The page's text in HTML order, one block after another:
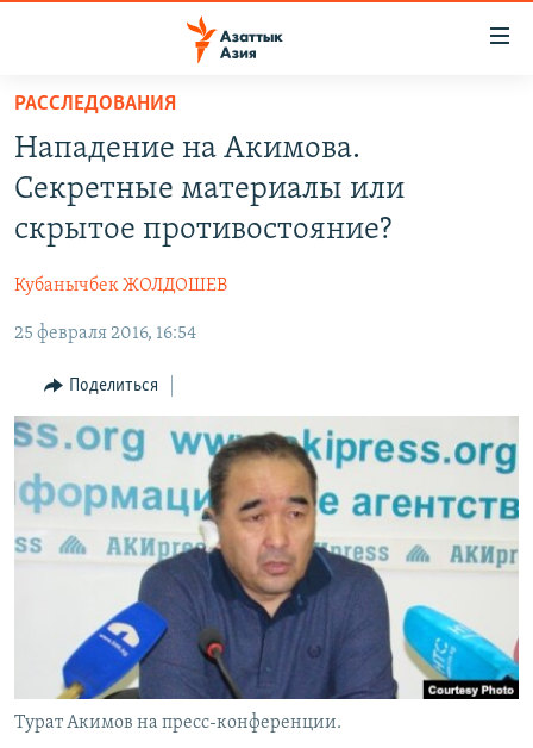
Вернуться
основному
содержанию
Вернутся
главной
навигации
Вернутся
поиску
НОВОСТИ
ВОЙНА В УКРАИНЕ
КЫРГЫЗЧА
ЎЗБЕКЧА
ТОҶИКӢ
ПОДПИШИТЕСЬ НА НАС В СОЦСЕТЯХ
Все сайты РСЕ/РС
РАССЛЕДОВАНИЯ
Нападение на Акимова.
Секретные материалы или
скрытое противостояние?
Кубанычбек ЖОЛДОШЕВ
25 февраля 2016, 16:54
Поделиться
Турат Акимов на пресс-конференции.